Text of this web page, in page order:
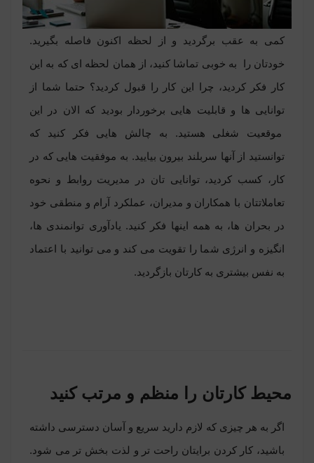
کمی به عقب برگردید و از لحظه اکنون فاصله بگیرید.
خودتان را به خوبی تماشا کنید، از همان لحظه ای که به این
کار فکر کردید، چرا این کار را قبول کردید؟ حتما شما از
توانایی ها و قابلیت هایی برخوردار بودید که الان در این
موقعیت شغلی هستید. به چالش هایی فکر کنید که
توانستید از آنها سربلند بیرون بیایید. به موفقیت هایی که در
کار، کسب کردید، توانایی تان در مدیریت روابط و نحوه
تعاملاتتان با همکاران و مدیران، عملکرد آرام و منطقی خود
در بحران ها، به همه اینها فکر کنید. یادآوری توانمندی ها،
انگیزه و انرژی شما را تقویت می کند و می توانید با اعتماد
به نفس بیشتری به کارتان بازگردید.
محیط کارتان را منظم و مرتب کنید
اگر به هر چیزی که لازم دارید سریع و آسان دسترسی داشته
باشید، کار کردن برایتان راحت تر و لذت بخش تر می شود.